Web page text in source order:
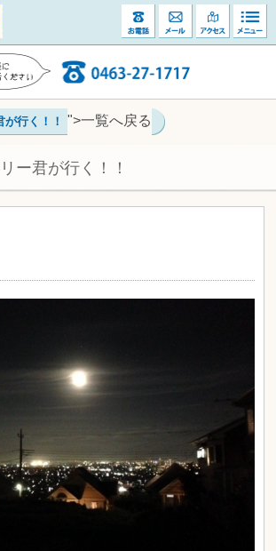
行く！！ ">一覧へ戻る
ー君が行く！！